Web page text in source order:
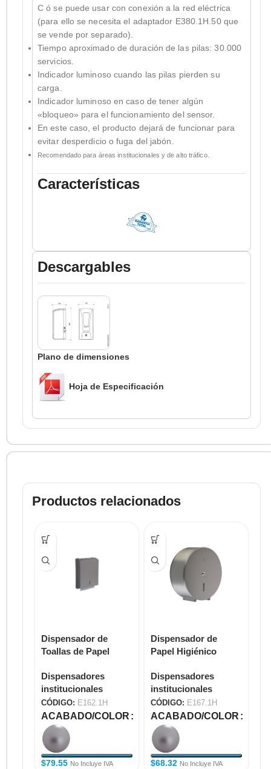
C ó se puede usar con conexión a la red eléctrica
(para ello se necesita el adaptador E380.1H.50 que
se vende por separado).
Tiempo aproximado de duración de las pilas: 30.000
servicios.
Indicador luminoso cuando las pilas pierden su
carga.
Indicador luminoso en caso de tener algún
«bloqueo» para el funcionamiento del sensor.
En este caso, el producto dejará de funcionar para
evitar desperdicio o fuga del jabón.
Recomendado para áreas institucionales y de alto tráfico.
Características
Descargables
Plano de dimensiones
Hoja de Especificación
Productos relacionados
Dispensador de
Toallas de Papel
Dispensadores
institucionales
CÓDIGO: E162.1H
ACABADO/COLOR
$79.55 No Incluye IVA
Dispensador de
Papel Higiénico
Dispensadores
institucionales
CÓDIGO: E167.1H
ACABADO/COLOR
$68.32 No Incluye IVA